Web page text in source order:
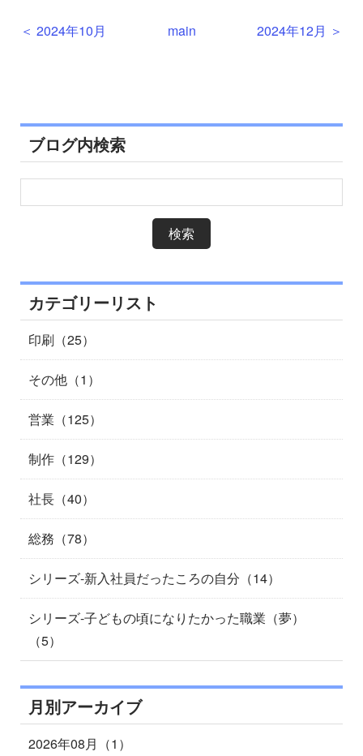
＜ 2024年10月 main 2024年12月 ＞
ブログ内検索
カテゴリーリスト
印刷（25）
その他（1）
営業（125）
制作（129）
社長（40）
総務（78）
シリーズ-新入社員だったころの自分（14）
シリーズ-子どもの頃になりたかった職業（夢）
（5）
月別アーカイブ
2026年08月（1）